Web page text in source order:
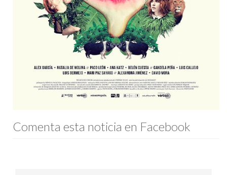
Comenta esta noticia en Facebook